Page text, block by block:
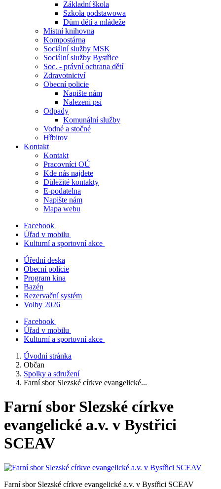
Základní škola
Szkoła podstawowa
Dům dětí a mládeže
Místní knihovna
Kompostárna
Sociální služby MSK
Sociální služby Bystřice
Soc. - právní ochrana dětí
Zdravotnictví
Obecní policie
Napište nám
Nalezeni psi
Odpady
Komunální služby
Vodné a stočné
Hřbitov
Kontakt
Kontakt
Pracovníci OÚ
Kde nás najdete
Důležité kontakty
E-podatelna
Napište nám
Mapa webu
Facebook
Úřad v mobilu
Kulturní a sportovní akce
Úřední deska
Obecní policie
Program kina
Bazén
Rezervační systém
Volby 2026
Facebook
Úřad v mobilu
Kulturní a sportovní akce
Úvodní stránka
Občan
Spolky a sdružení
Farní sbor Slezské církve evangelické...
Farní sbor Slezské církve
evangelické a.v. v Bystřici
SCEAV
Farní sbor Slezské církve evangelické a.v. v Bystřici SCEAV